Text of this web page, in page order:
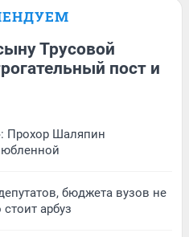
Трусовой
пост и
Прохор Шаляпин
бюджета вузов не
арбуз